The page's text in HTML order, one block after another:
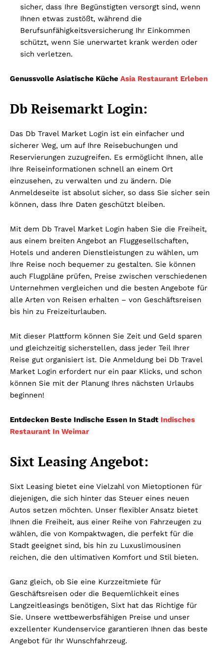
sicher, dass Ihre Begünstigten versorgt sind, wenn
Ihnen etwas zustößt, während die
Berufsunfähigkeitsversicherung Ihr Einkommen
schützt, wenn Sie unerwartet krank werden oder
sich verletzen.
Genussvolle Asiatische Küche Asia Restaurant Erleben
Db Reisemarkt Login:
Das Db Travel Market Login ist ein einfacher und
sicherer Weg, um auf Ihre Reisebuchungen und
Reservierungen zuzugreifen. Es ermöglicht Ihnen, alle
Ihre Reiseinformationen schnell an einem Ort
einzusehen, zu verwalten und zu ändern. Die
Anmeldeseite ist absolut sicher, so dass Sie sicher sein
können, dass Ihre Daten geschützt bleiben.
Mit dem Db Travel Market Login haben Sie die Freiheit,
aus einem breiten Angebot an Fluggesellschaften,
Hotels und anderen Dienstleistungen zu wählen, um
Ihre Reise noch bequemer zu gestalten. Sie können
auch Flugpläne prüfen, Preise zwischen verschiedenen
Unternehmen vergleichen und die besten Angebote für
alle Arten von Reisen erhalten – von Geschäftsreisen
bis hin zu Freizeiturlauben.
Mit dieser Plattform können Sie Zeit und Geld sparen
und gleichzeitig sicherstellen, dass jeder Teil Ihrer
Reise gut organisiert ist. Die Anmeldung bei Db Travel
Market Login erfordert nur ein paar Klicks, und schon
können Sie mit der Planung Ihres nächsten Urlaubs
beginnen!
Entdecken Beste Indische Essen In Stadt Indisches
Restaurant In Weimar
Sixt Leasing Angebot:
Sixt Leasing bietet eine Vielzahl von Mietoptionen für
diejenigen, die sich hinter das Steuer eines neuen
Autos setzen möchten. Unser flexibler Ansatz bietet
Ihnen die Freiheit, aus einer Reihe von Fahrzeugen zu
wählen, die von Kompaktwagen, die perfekt für die
Stadt geeignet sind, bis hin zu Luxuslimousinen
reichen, die den ultimativen Komfort und Stil bieten.
Ganz gleich, ob Sie eine Kurzzeitmiete für
Geschäftsreisen oder die Bequemlichkeit eines
Langzeitleasings benötigen, Sixt hat das Richtige für
Sie. Unsere wettbewerbsfähigen Preise und unser
exzellenter Kundenservice garantieren Ihnen das beste
Angebot für Ihr Wunschfahrzeug.